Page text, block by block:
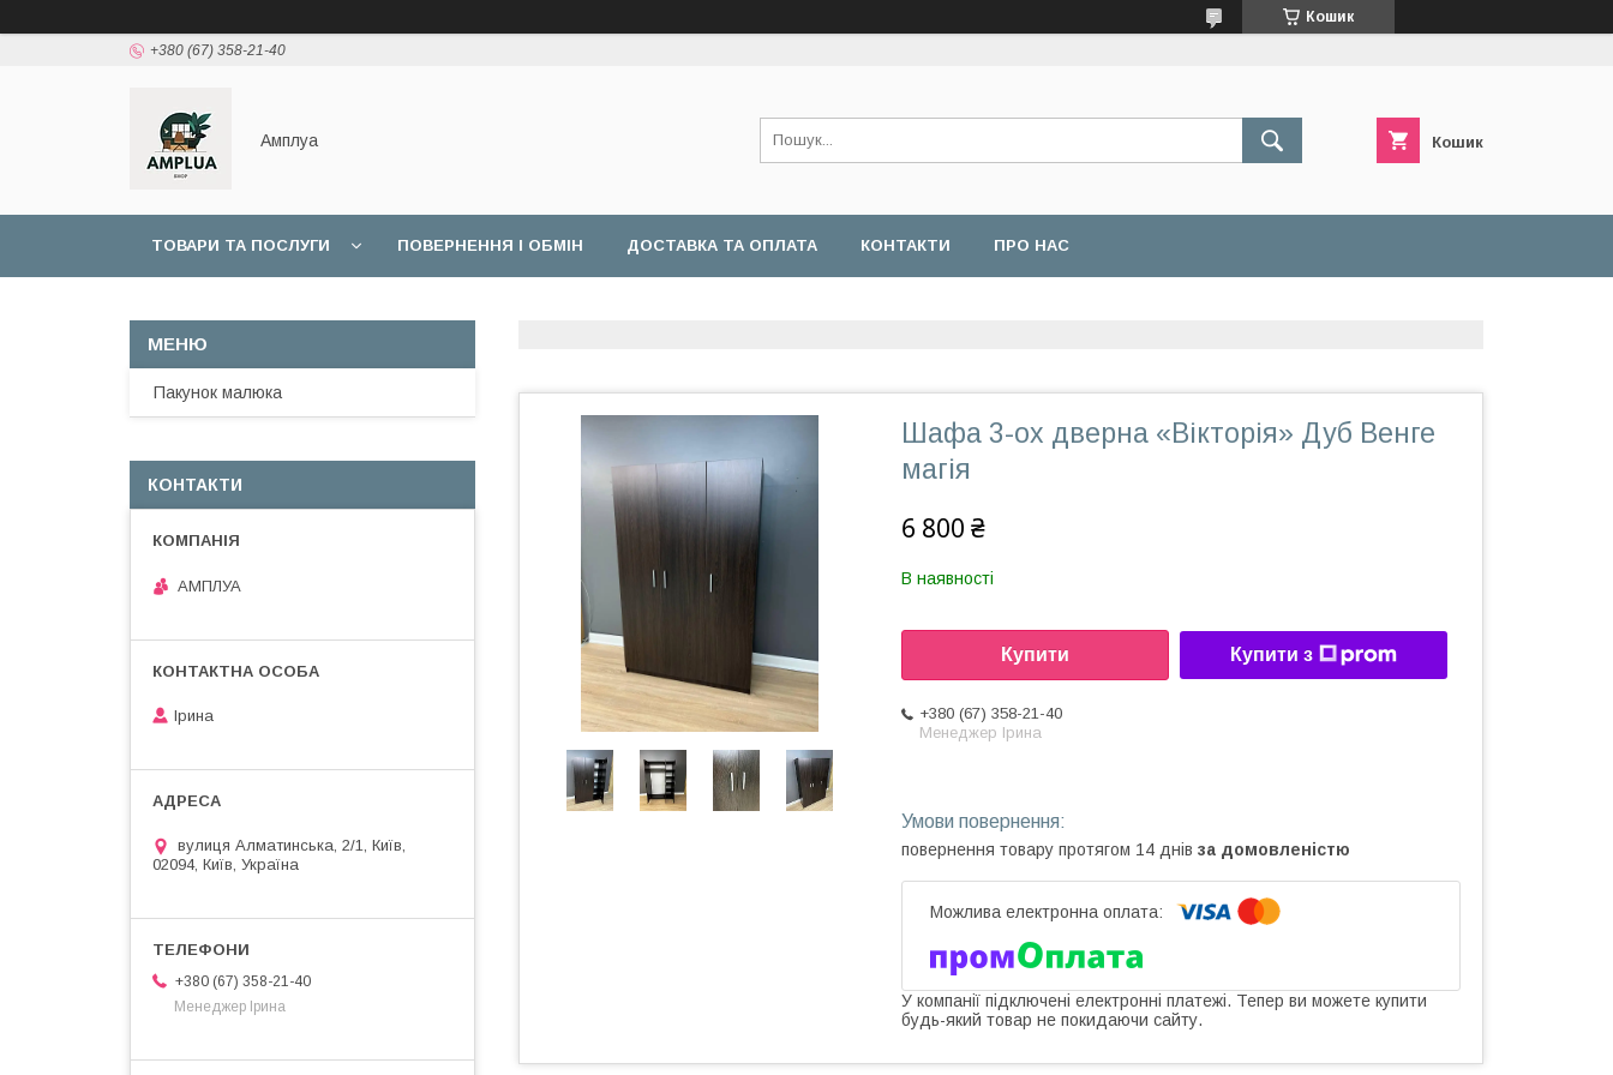
Кошик
+380 (67) 358-21-40
Амплуа Кошик
ТОВАРИ ТА ПОСЛУГИ ПОВЕРНЕННЯ І ОБМІН ДОСТАВКА ТА ОПЛАТА КОНТАКТИ ПРО НАС
Шафа 3-ох дверна «Вікторія» Дуб Венге
магія
6 800 ₴
В наявності
Купити Купити з
+380 (67) 358-21-40
Менеджер Ірина
повернення товару протягом 14 днів за домовленістю
У компанії підключені електронні платежі. Тепер ви можете купити
будь-який товар не покидаючи сайту.
Пакунок малюка
КОНТАКТИ
АМПЛУА
Ірина
вулиця Алматинська, 2/1, Київ,
02094, Київ, Україна
+380 (67) 358-21-40
Менеджер Ірина